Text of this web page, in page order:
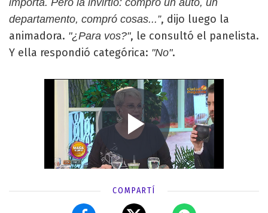
importa. Pero la invirtió: compró un auto, un
departamento, compró cosas...”, dijo luego la
animadora. "¿Para vos?", le consultó el panelista.
Y ella respondió categórica: "No".
COMPARTÍ